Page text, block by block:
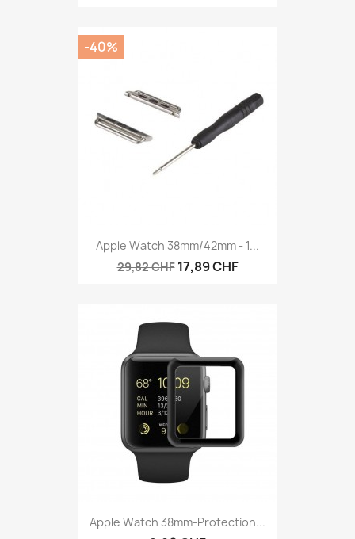
Apple Watch 38mm/42mm - 1...
29,82 CHF 17,89 CHF
-40%
Apple Watch 38mm-Protection...